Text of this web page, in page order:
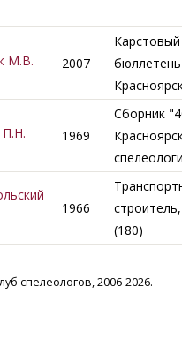
М.В. 2007
Карстовый
П.Н. 1969
Сборник
1966
(180)
спелеологов, 2006-2026.